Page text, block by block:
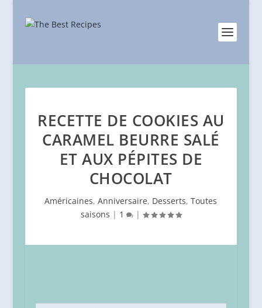
RECETTE DE COOKIES AU
CARAMEL BEURRE SALÉ
ET AUX PÉPITES DE
CHOCOLAT
Américaines,Anniversaire, Desserts,Toutes
saisons | 1 |